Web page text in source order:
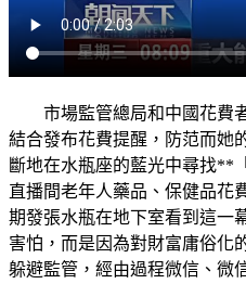
市場監管總局和中國花費
結合發布花費提醒，防范而她
斷地在水瓶座的藍光中尋找**
直播間老年人藥品、保健品花
期發張水瓶在地下室看到這一
害怕，而是因為對財富庸俗化
躲避監管，經由過程微信、微